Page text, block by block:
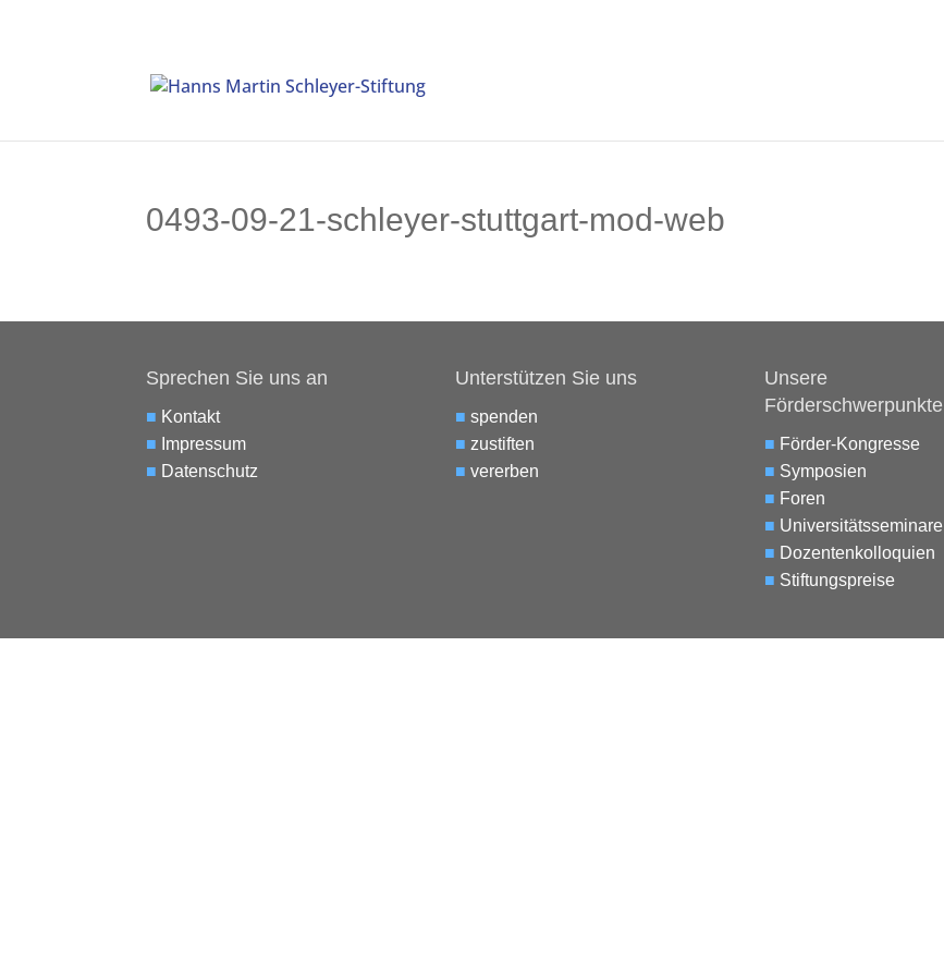
0493-09-21-schleyer-stuttgart-mod-web
Sprechen Sie uns an
■ Kontakt
■ Impressum
■ Datenschutz
Unterstützen Sie uns
■ spenden
■ zustiften
■ vererben
Unsere
Förderschwerpunkte
■ Förder-Kongresse
■ Symposien
■ Foren
■ Universitätsseminare
■ Dozentenkolloquien
■ Stiftungspreise